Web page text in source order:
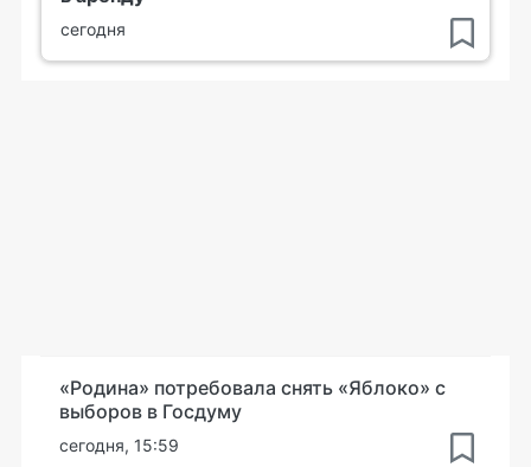
сегодня
«Родина» потребовала снять «Яблоко» с
выборов в Госдуму
сегодня, 15:59